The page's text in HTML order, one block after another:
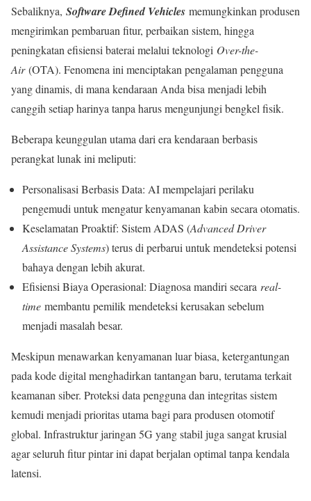
Sebaliknya, Software Defined Vehicles memungkinkan produsen
mengirimkan pembaruan fitur, perbaikan sistem, hingga
peningkatan efisiensi baterai melalui teknologi Over-the-
Air(OTA). Fenomena ini menciptakan pengalaman pengguna
yang dinamis, di mana kendaraan Anda bisa menjadi lebih
canggih setiap harinya tanpa harus mengunjungi bengkel fisik.
Beberapa keunggulan utama dari era kendaraan berbasis
perangkat lunak ini meliputi:
Personalisasi Berbasis Data: AI mempelajari perilaku
pengemudi untuk mengatur kenyamanan kabin secara otomatis.
Keselamatan Proaktif: Sistem ADAS (Advanced Driver
Assistance Systems) terus di perbarui untuk mendeteksi potensi
bahaya dengan lebih akurat.
Efisiensi Biaya Operasional: Diagnosa mandiri secara real-
time membantu pemilik mendeteksi kerusakan sebelum
menjadi masalah besar.
Meskipun menawarkan kenyamanan luar biasa, ketergantungan
pada kode digital menghadirkan tantangan baru, terutama terkait
keamanan siber. Proteksi data pengguna dan integritas sistem
kemudi menjadi prioritas utama bagi para produsen otomotif
global. Infrastruktur jaringan 5G yang stabil juga sangat krusial
agar seluruh fitur pintar ini dapat berjalan optimal tanpa kendala
latensi.